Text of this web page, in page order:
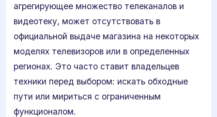
агрегирующее множество телеканалов и
видеотеку, может отсутствовать в
официальной выдаче магазина на некоторых
моделях телевизоров или в определенных
регионах. Это часто ставит владельцев
техники перед выбором: искать обходные
пути или мириться с ограниченным
функционалом.